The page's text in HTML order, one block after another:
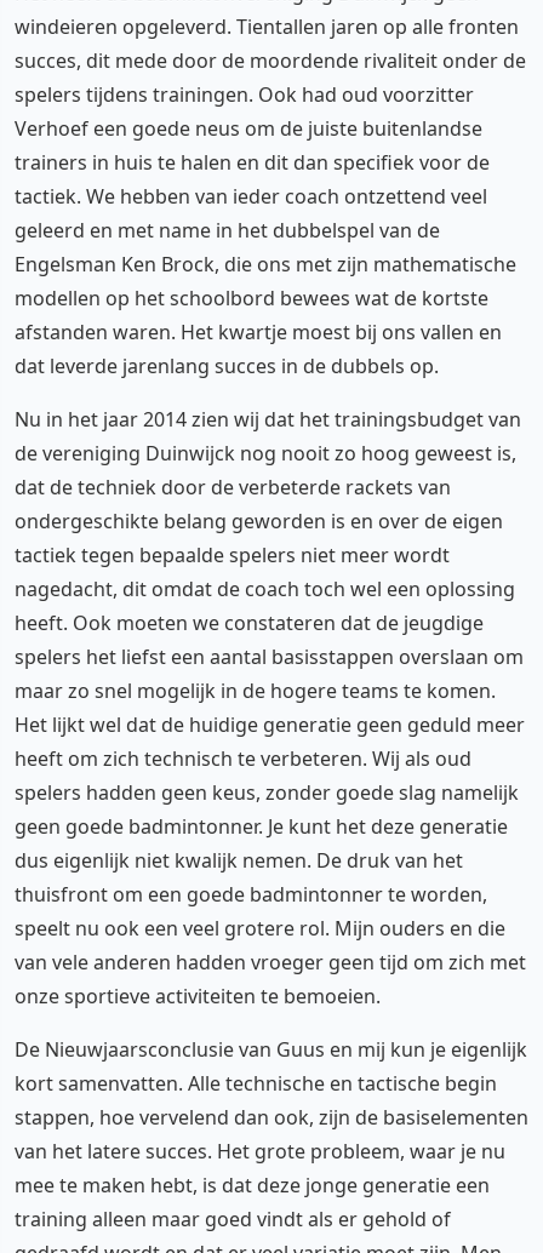
windeieren opgeleverd. Tientallen jaren op alle fronten
succes, dit mede door de moordende rivaliteit onder de
spelers tijdens trainingen. Ook had oud voorzitter
Verhoef een goede neus om de juiste buitenlandse
trainers in huis te halen en dit dan specifiek voor de
tactiek. We hebben van ieder coach ontzettend veel
geleerd en met name in het dubbelspel van de
Engelsman Ken Brock, die ons met zijn mathematische
modellen op het schoolbord bewees wat de kortste
afstanden waren. Het kwartje moest bij ons vallen en
dat leverde jarenlang succes in de dubbels op.
Nu in het jaar 2014 zien wij dat het trainingsbudget van
de vereniging Duinwijck nog nooit zo hoog geweest is,
dat de techniek door de verbeterde rackets van
ondergeschikte belang geworden is en over de eigen
tactiek tegen bepaalde spelers niet meer wordt
nagedacht, dit omdat de coach toch wel een oplossing
heeft. Ook moeten we constateren dat de jeugdige
spelers het liefst een aantal basisstappen overslaan om
maar zo snel mogelijk in de hogere teams te komen.
Het lijkt wel dat de huidige generatie geen geduld meer
heeft om zich technisch te verbeteren. Wij als oud
spelers hadden geen keus, zonder goede slag namelijk
geen goede badmintonner. Je kunt het deze generatie
dus eigenlijk niet kwalijk nemen. De druk van het
thuisfront om een goede badmintonner te worden,
speelt nu ook een veel grotere rol. Mijn ouders en die
van vele anderen hadden vroeger geen tijd om zich met
onze sportieve activiteiten te bemoeien.
De Nieuwjaarsconclusie van Guus en mij kun je eigenlijk
kort samenvatten. Alle technische en tactische begin
stappen, hoe vervelend dan ook, zijn de basiselementen
van het latere succes. Het grote probleem, waar je nu
mee te maken hebt, is dat deze jonge generatie een
training alleen maar goed vindt als er gehold of